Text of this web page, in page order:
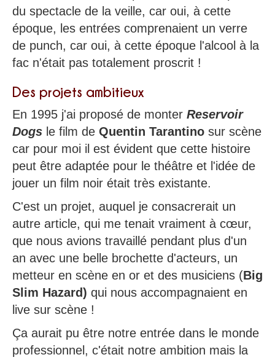
du spectacle de la veille, car oui, à cette
époque, les entrées comprenaient un verre
de punch, car oui, à cette époque l'alcool à la
fac n'était pas totalement proscrit !
Des projets ambitieux
En 1995 j'ai proposé de monter Reservoir
Dogs le film de Quentin Tarantino sur scène
car pour moi il est évident que cette histoire
peut être adaptée pour le théâtre et l'idée de
jouer un film noir était très existante.
C'est un projet, auquel je consacrerait un
autre article, qui me tenait vraiment à cœur,
que nous avions travaillé pendant plus d'un
an avec une belle brochette d'acteurs, un
metteur en scène en or et des musiciens (Big
Slim Hazard) qui nous accompagnaient en
live sur scène !
Ça aurait pu être notre entrée dans le monde
professionnel, c'était notre ambition mais la